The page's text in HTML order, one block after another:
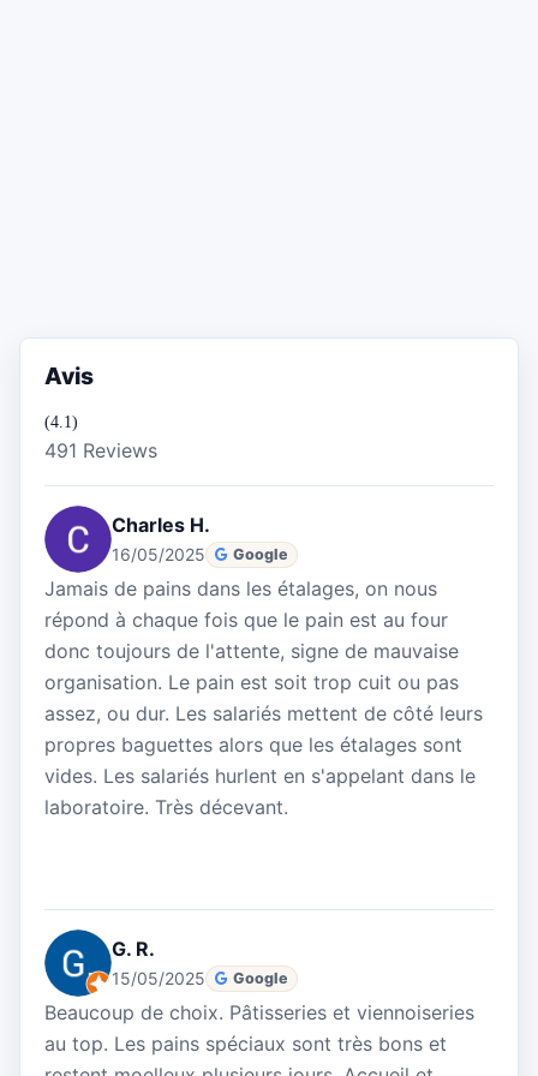
Avis
(4.1)
491 Reviews
Charles H.
16/05/2025 Google
Jamais de pains dans les étalages, on nous
répond à chaque fois que le pain est au four
donc toujours de l'attente, signe de mauvaise
organisation. Le pain est soit trop cuit ou pas
assez, ou dur. Les salariés mettent de côté leurs
propres baguettes alors que les étalages sont
vides. Les salariés hurlent en s'appelant dans le
laboratoire. Très décevant.
G. R.
15/05/2025 Google
Beaucoup de choix. Pâtisseries et viennoiseries
au top. Les pains spéciaux sont très bons et